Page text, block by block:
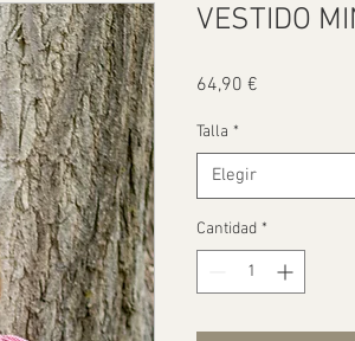
VESTIDO
64,90 €
Talla *
Elegir
Cantidad *